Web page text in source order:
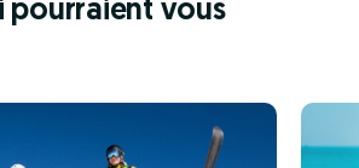
pourraient vous